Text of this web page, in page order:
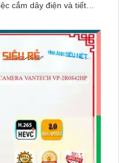
cắm dây điện và tiết